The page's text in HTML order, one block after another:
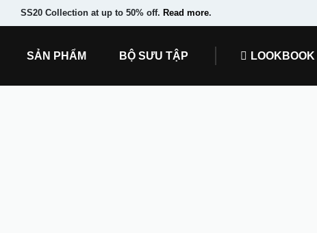
SS20 Collection at up to 50% off. Read more.
SẢN PHẨM BỘ SƯU TẬP LOOKBOOK